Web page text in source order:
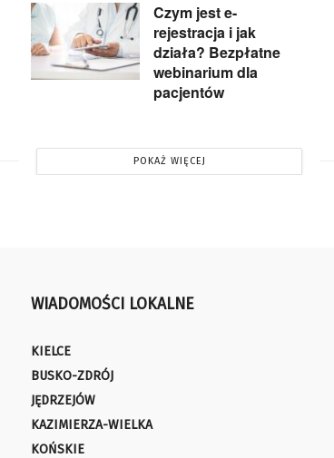
Czym jest e-
rejestracja i jak
działa? Bezpłatne
webinarium dla
pacjentów
POKAŻ WIĘCEJ
WIADOMOŚCI LOKALNE
KIELCE
BUSKO-ZDRÓJ
JĘDRZEJÓW
KAZIMIERZA-WIELKA
KOŃSKIE